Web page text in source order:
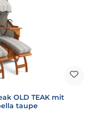
OLD TEAK mit
taupe